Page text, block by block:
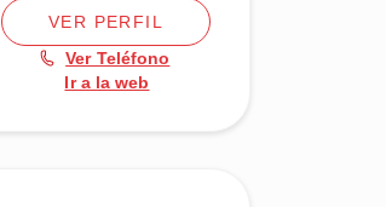
Bancario,Civil ,Contratos Custodia compartida
VER PERFIL
Ver Teléfono
Ir a la web